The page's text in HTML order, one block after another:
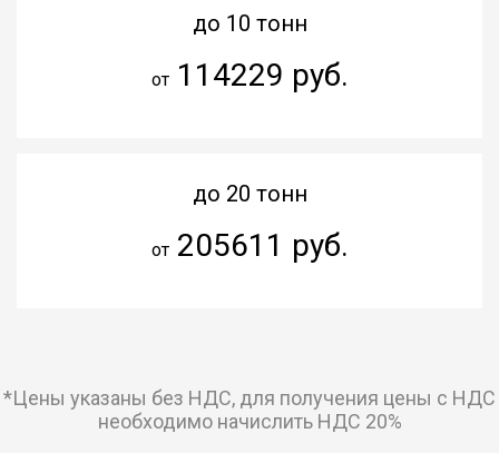
до 10 тонн
от114229 руб.
до 20 тонн
от205611 руб.
*Цены указаны без НДС, для получения цены с НДС
необходимо начислить НДС 20%